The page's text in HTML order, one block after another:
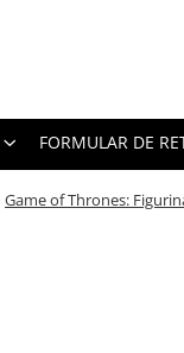
FORMULAR DE
Game of Thrones: